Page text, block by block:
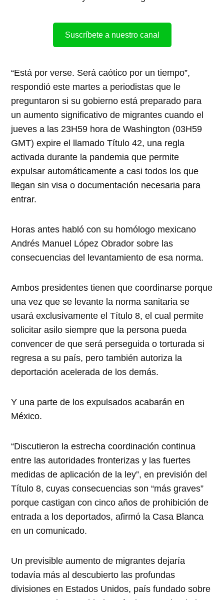
Suscríbete a nuestro canal
“Está por verse. Será caótico por un tiempo”,
respondió este martes a periodistas que le
preguntaron si su gobierno está preparado para
un aumento significativo de migrantes cuando el
jueves a las 23H59 hora de Washington (03H59
GMT) expire el llamado Título 42, una regla
activada durante la pandemia que permite
expulsar automáticamente a casi todos los que
llegan sin visa o documentación necesaria para
entrar.
Horas antes habló con su homólogo mexicano
Andrés Manuel López Obrador sobre las
consecuencias del levantamiento de esa norma.
Ambos presidentes tienen que coordinarse porque
una vez que se levante la norma sanitaria se
usará exclusivamente el Título 8, el cual permite
solicitar asilo siempre que la persona pueda
convencer de que será perseguida o torturada si
regresa a su país, pero también autoriza la
deportación acelerada de los demás.
Y una parte de los expulsados ​​acabarán en
México.
“Discutieron la estrecha coordinación continua
entre las autoridades fronterizas y las fuertes
medidas de aplicación de la ley”, en previsión del
Título 8, cuyas consecuencias son “más graves”
porque castigan con cinco años de prohibición de
entrada a los deportados, afirmó la Casa Blanca
en un comunicado.
Un previsible aumento de migrantes dejaría
todavía más al descubierto las profundas
divisiones en Estados Unidos, país fundado sobre